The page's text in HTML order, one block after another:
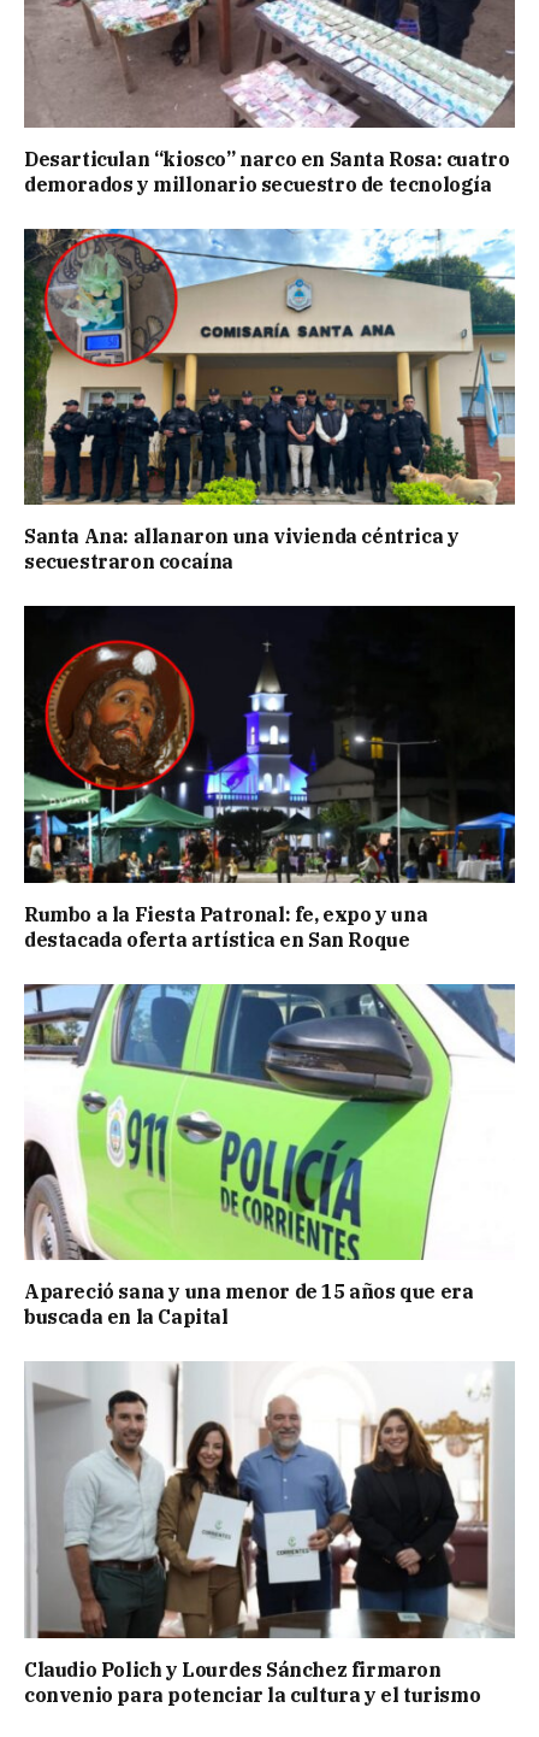
Desarticulan “kiosco” narco en Santa Rosa: cuatro
demorados y millonario secuestro de tecnología
Santa Ana: allanaron una vivienda céntrica y
secuestraron cocaína
Rumbo a la Fiesta Patronal: fe, expo y una
destacada oferta artística en San Roque
Apareció sana y una menor de 15 años que era
buscada en la Capital
Claudio Polich y Lourdes Sánchez firmaron
convenio para potenciar la cultura y el turismo